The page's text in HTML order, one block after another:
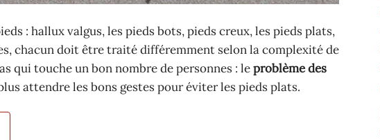
: hallux valgus, les pieds bots, pieds creux, les pieds plats,
chacun doit être traité différemment selon la complexité de
qui touche un bon nombre de personnes : leproblème des
attendre les bons gestes pour éviter les pieds plats.